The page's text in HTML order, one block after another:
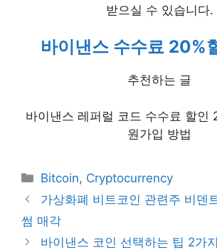
받으실 수 있습니다.
바이낸스 수수료 20%
추천하는 글
바이낸스 레퍼럴 코드 수수료 할인
원가입 방법
Categories
Bitcoin, Cryptocurrency
가상화폐 비트코인 관련주 비덴
썸 매각
바이낸스 코인 선택하는 팁 2가지